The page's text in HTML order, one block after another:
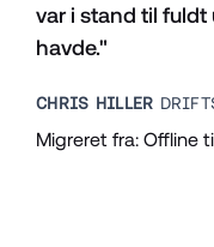
var i stand til fuldt
havde."
CHRIS HILLER
Migreret fra: Offline